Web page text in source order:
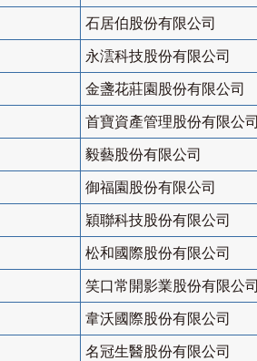
石居伯股份有限公司
永澐科技股份有限公司
金盞花莊園股份有限公司
首寶資產管理股份有限公司
毅藝股份有限公司
御福園股份有限公司
穎聯科技股份有限公司
松和國際股份有限公司
笑口常開影業股份有限公司
韋沃國際股份有限公司
名冠生醫股份有限公司